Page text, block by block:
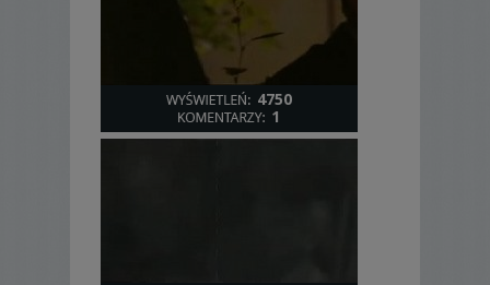
4750
1